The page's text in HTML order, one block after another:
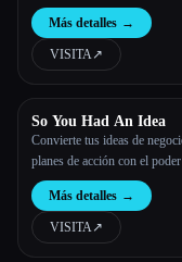
tu equipo
Más detalles →
VISITA↗︎
So You Had An Idea
Convierte tus ideas de
planes de acción con el
IA
Más detalles →
VISITA↗︎